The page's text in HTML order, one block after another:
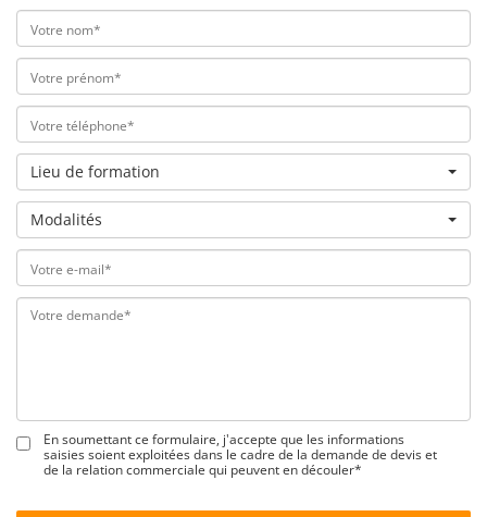
Lieu de formation
Modalités
En soumettant ce formulaire, j'accepte que les informations
saisies soient exploitées dans le cadre de la demande de devis et
de la relation commerciale qui peuvent en découler*